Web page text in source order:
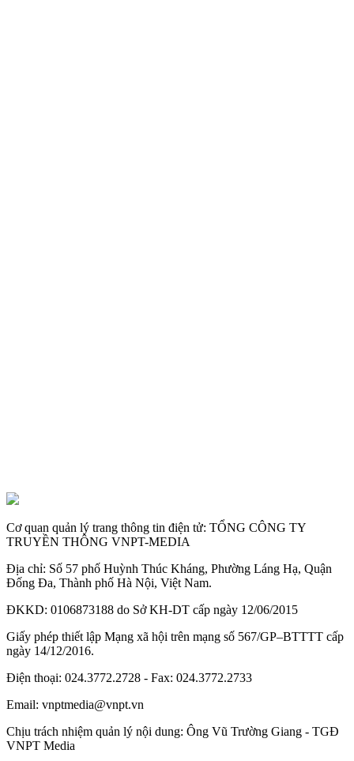
Cơ quan quản lý trang thông tin điện tử: TỔNG CÔNG TY
TRUYỀN THÔNG VNPT-MEDIA
Địa chỉ: Số 57 phố Huỳnh Thúc Kháng, Phường Láng Hạ, Quận
Đống Đa, Thành phố Hà Nội, Việt Nam.
ĐKKD: 0106873188 do Sở KH-DT cấp ngày 12/06/2015
Giấy phép thiết lập Mạng xã hội trên mạng số 567/GP–BTTTT cấp
ngày 14/12/2016.
Điện thoại: 024.3772.2728 - Fax: 024.3772.2733
Email: vnptmedia@vnpt.vn
Chịu trách nhiệm quản lý nội dung: Ông Vũ Trường Giang - TGĐ
VNPT Media